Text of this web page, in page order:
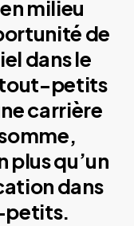
milieu
de
dans le
tout-petits
carrière
plus qu’un
dans
petits.